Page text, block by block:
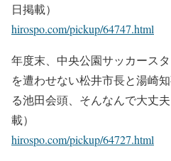
日掲載）
hirospo.com/pickup/64747.html
年度末、中央公園サッカース
を遭わせない松井市長と湯崎
る池田会頭、そんなんで大丈
載）
hirospo.com/pickup/64727.html